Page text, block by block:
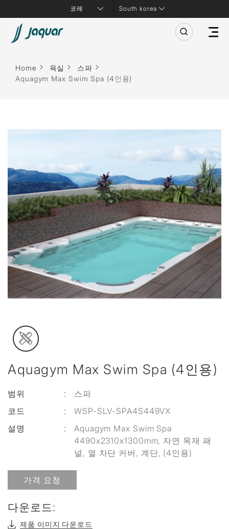
South korea
Home 욕실
스파
Aquagym Max Swim Spa (4인용)
Aquagym Max Swim Spa (4인용)
범위 :
스파
코드
:
WSP-SLV-SPA4S449VX
설명
:
Aquagym Max Swim Spa
4490x2310x1300mm, 자연 목재 패
널, 열 차단 커버, 계단, (4인용)
가격 요청
다운로드:
제품 이미지 다운로드